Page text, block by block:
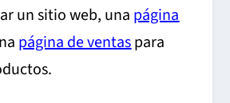
un sitio web, una página
página de ventaspara